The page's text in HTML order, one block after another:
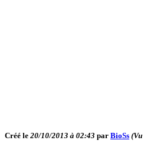
Créé le 20/10/2013 à 02:43 par BioSs (Vu